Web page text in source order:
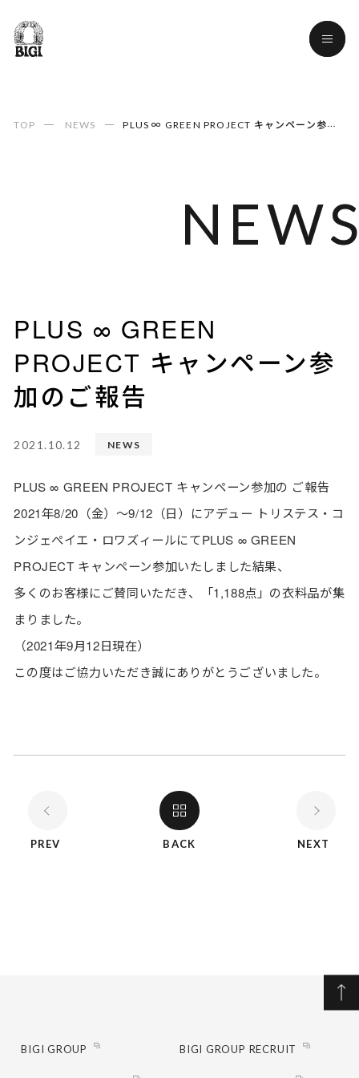
TOP NEWS PLUS ∞ GREEN PROJECT キャンペーン参加のご報告
PLUS ∞ GREEN
PROJECT キャンペーン参
加のご報告
2021.10.12 NEWS
PLUS ∞ GREEN PROJECT キャンペーン参加の ご報告
2021年8/20（金）～9/12（日）にアデュー トリステス・コ
ンジェぺイエ・ロワズィールにてPLUS ∞ GREEN
PROJECT キャンペーン参加いたしました結果、
多くのお客様にご賛同いただき、「1,188点」の衣料品が集
まりました。
（2021年9月12日現在）
この度はご協力いただき誠にありがとうございました。
PREV BACK NEXT
BIGI GROUP BIGI GROUP RECRUIT